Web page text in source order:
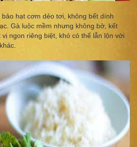
hạt cơm dẻo tơi, không bết dính
Gà luộc mềm nhưng không bở, kết
ngon riêng biệt, khó có thể lẫn lộn với